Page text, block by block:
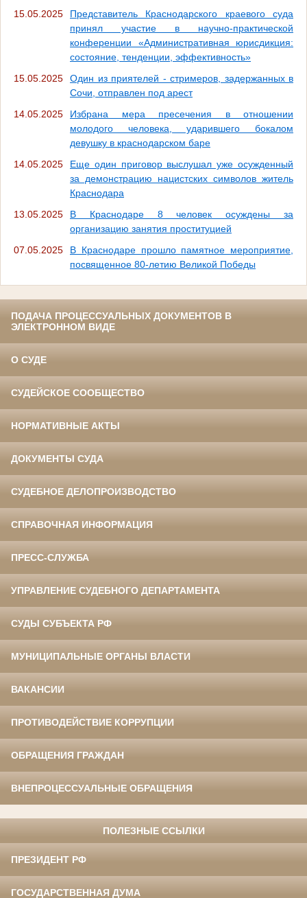
15.05.2025
Представитель Краснодарского краевого суда
принял участие в научно-практической
конференции «Административная юрисдикция:
состояние, тенденции, эффективность»
15.05.2025
Один из приятелей - стримеров, задержанных в
Сочи, отправлен под арест
14.05.2025
Избрана мера пресечения в отношении
молодого человека, ударившего бокалом
девушку в краснодарском баре
14.05.2025
Еще один приговор выслушал уже осужденный
за демонстрацию нацистских символов житель
Краснодара
13.05.2025
В Краснодаре 8 человек осуждены за
организацию занятия проституцией
07.05.2025
В Краснодаре прошло памятное мероприятие,
посвященное 80-летию Великой Победы
ПОДАЧА ПРОЦЕССУАЛЬНЫХ ДОКУМЕНТОВ В
ЭЛЕКТРОННОМ ВИДЕ
О СУДЕ
СУДЕЙСКОЕ СООБЩЕСТВО
НОРМАТИВНЫЕ АКТЫ
ДОКУМЕНТЫ СУДА
СУДЕБНОЕ ДЕЛОПРОИЗВОДСТВО
СПРАВОЧНАЯ ИНФОРМАЦИЯ
ПРЕСС-СЛУЖБА
УПРАВЛЕНИЕ СУДЕБНОГО ДЕПАРТАМЕНТА
СУДЫ СУБЪЕКТА РФ
МУНИЦИПАЛЬНЫЕ ОРГАНЫ ВЛАСТИ
ВАКАНСИИ
ПРОТИВОДЕЙСТВИЕ КОРРУПЦИИ
ОБРАЩЕНИЯ ГРАЖДАН
ВНЕПРОЦЕССУАЛЬНЫЕ ОБРАЩЕНИЯ
ПОЛЕЗНЫЕ ССЫЛКИ
ПРЕЗИДЕНТ РФ
ГОСУДАРСТВЕННАЯ ДУМА